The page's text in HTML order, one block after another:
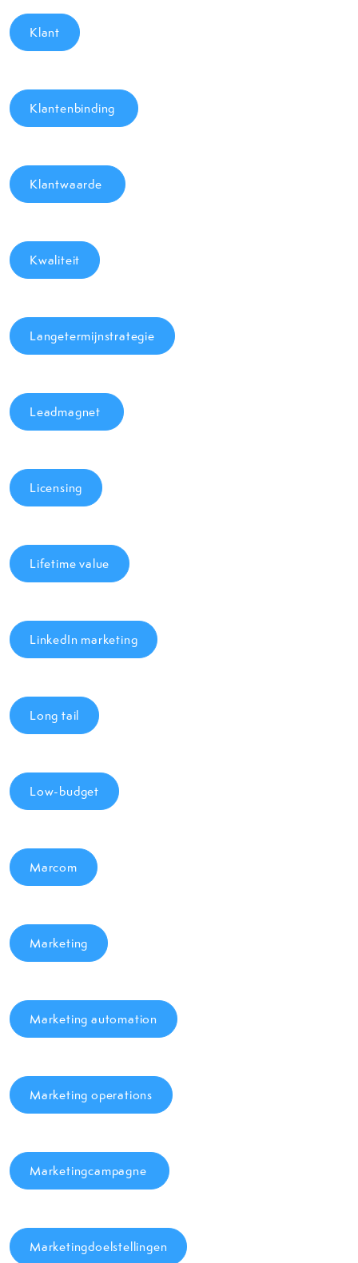
Klant
Klantenbinding
Klantwaarde
Kwaliteit
Langetermijnstrategie
Leadmagnet
Licensing
Lifetime value
LinkedIn marketing
Long tail
Low-budget
Marcom
Marketing
Marketing automation
Marketing operations
Marketingcampagne
Marketingdoelstellingen